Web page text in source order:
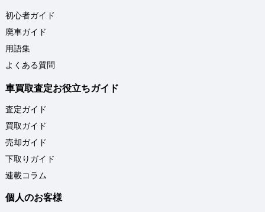
初心者ガイド
廃車ガイド
用語集
よくある質問
車買取査定お役立ちガイド
査定ガイド
買取ガイド
売却ガイド
下取りガイド
連載コラム
個人のお客様